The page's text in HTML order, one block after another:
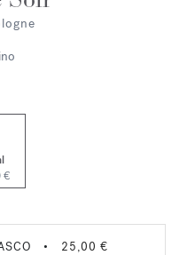
€
• 25,00 €